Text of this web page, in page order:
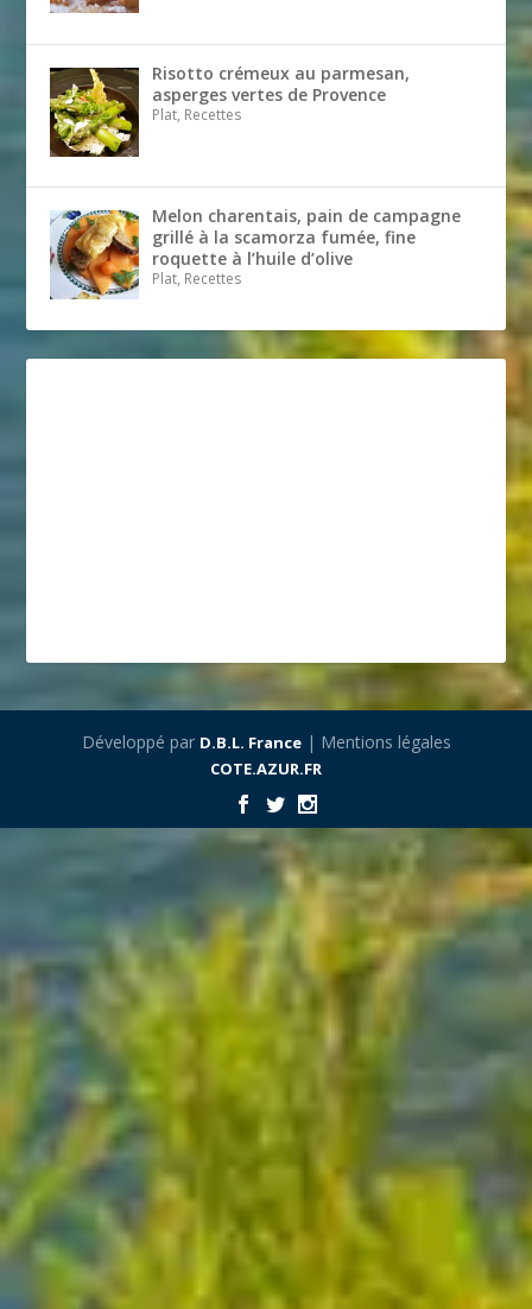
Risotto crémeux au parmesan,
asperges vertes de Provence
Plat, Recettes
Melon charentais, pain de campagne
grillé à la scamorza fumée, fine
roquette à l’huile d’olive
Plat, Recettes
Développé par D.B.L. France| Mentions légales
COTE.AZUR.FR